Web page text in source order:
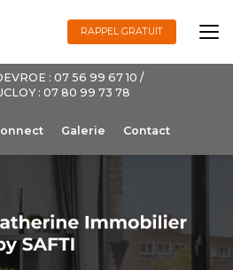
:07 56 99 67 10 /
: 07 80 99 73 78
Galerie Contact
RAPPEL GRATUIT